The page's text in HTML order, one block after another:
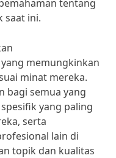
tentang
saat ini.
memungkinkan
minat mereka.
bagi semua yang
yang paling
serta
lain di
topik dan kualitas